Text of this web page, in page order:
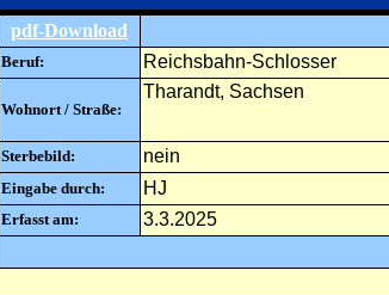
pdf-Download
Beruf: Reichsbahn-Schlosser
Wohnort / Straße:
Tharandt, Sachsen
Sterbebild: nein
Eingabe durch: HJ
Erfasst am: 3.3.2025